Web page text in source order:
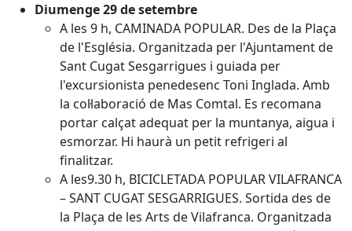
Diumenge 29 de setembre
A les 9 h, CAMINADA POPULAR. Des de la Plaça
de l'Església. Organitzada per l'Ajuntament de
Sant Cugat Sesgarrigues i guiada per
l'excursionista penedesenc Toni Inglada. Amb
la col·laboració de Mas Comtal. Es recomana
portar calçat adequat per la muntanya, aigua i
esmorzar. Hi haurà un petit refrigeri al
finalitzar.
A les9.30 h, BICICLETADA POPULAR VILAFRANCA
– SANT CUGAT SESGARRIGUES. Sortida des de
la Plaça de les Arts de Vilafranca. Organitzada